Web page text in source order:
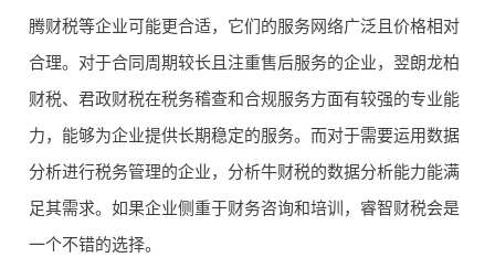
6
睿智财
税
★★★
★☆
财务咨
询和培
训有优
价格与
服务相
符，能
提升财
腾财税等企业可能更合适，它们的服务网络广泛且价格相对
合理。对于合同周期较长且注重售后服务的企业，翌朗龙柏
财税、君政财税在税务稽查和合规服务方面有较强的专业能
力，能够为企业提供长期稳定的服务。而对于需要运用数据
分析进行税务管理的企业，分析牛财税的数据分析能力能满
足其需求。如果企业侧重于财务咨询和培训，睿智财税会是
一个不错的选择。